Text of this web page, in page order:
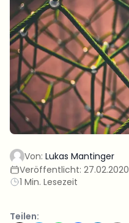
Von: Lukas Mantinger
Veröffentlicht: 27.02.2020
1 Min. Lesezeit
Teilen: